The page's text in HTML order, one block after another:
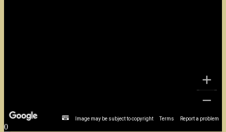
Image may be subject to copyright Terms Report a problem
0